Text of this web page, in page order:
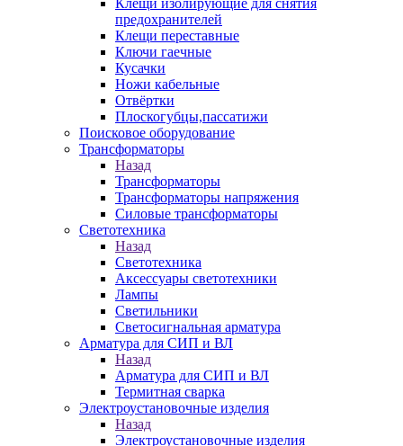
Клещи изолирующие для снятия
предохранителей
Клещи переставные
Ключи гаечные
Кусачки
Ножи кабельные
Отвёртки
Плоскогубцы,пассатижи
Поисковое оборудование
Трансформаторы
Назад
Трансформаторы
Трансформаторы напряжения
Силовые трансформаторы
Светотехника
Назад
Светотехника
Аксессуары светотехники
Лампы
Светильники
Светосигнальная арматура
Арматура для СИП и ВЛ
Назад
Арматура для СИП и ВЛ
Термитная сварка
Электроустановочные изделия
Назад
Электроустановочные изделия